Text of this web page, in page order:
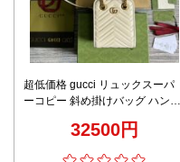
超低価格 gucci リュックスーパ
ーコピー 斜め掛けバッグ ハンド
32500円